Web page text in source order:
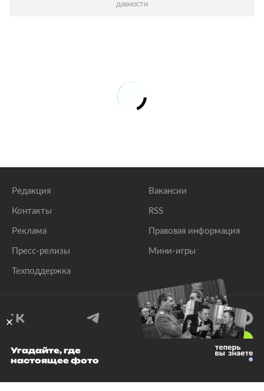
давности
Редакция
Контакты
Реклама
Пресс-релизы
Техподдержка
Вакансии
RSS
Правовая информация
Мини-игры
© 1999–2026 Все права защищены.
Угадайте, где
настоящее фото